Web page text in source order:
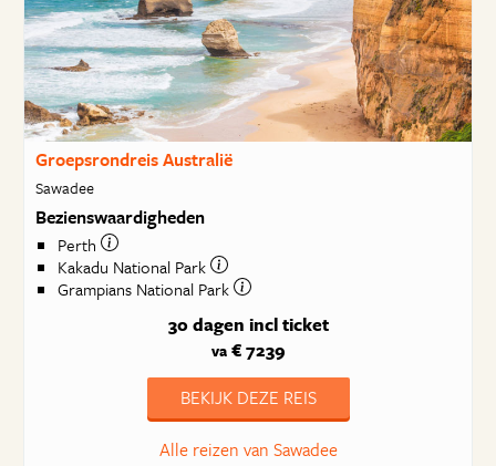
Groepsrondreis Australië
Sawadee
Bezienswaardigheden
Perth
Kakadu National Park
Grampians National Park
30 dagen incl ticket
va€ 7239
BEKIJK DEZE REIS
Alle reizen van Sawadee